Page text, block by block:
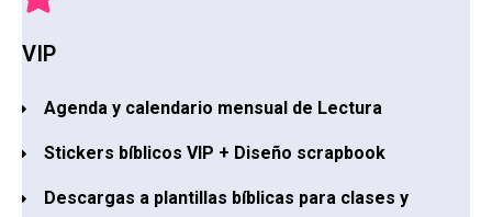
VIP
Agenda y calendario mensual de Lectura
Stickers bíblicos VIP + Diseño scrapbook
Descargas a plantillas bíblicas para clases y